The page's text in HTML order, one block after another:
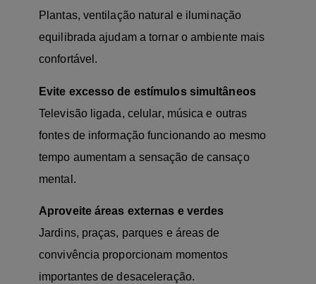
Plantas, ventilação natural e iluminação
equilibrada ajudam a tornar o ambiente mais
confortável.
Evite excesso de estímulos simultâneos
Televisão ligada, celular, música e outras
fontes de informação funcionando ao mesmo
tempo aumentam a sensação de cansaço
mental.
Aproveite áreas externas e verdes
Jardins, praças, parques e áreas de
convivência proporcionam momentos
importantes de desaceleração.